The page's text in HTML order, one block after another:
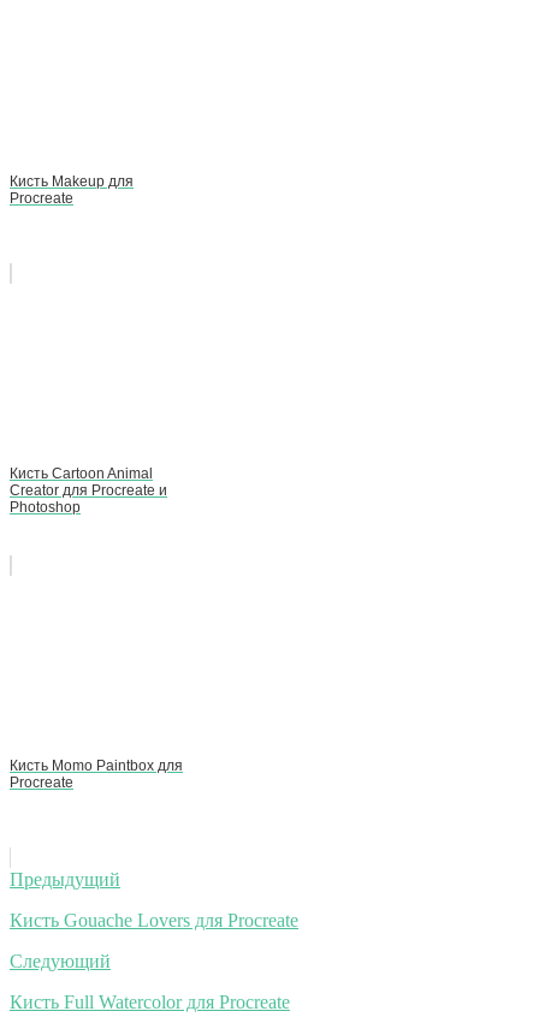
Кисть Makeup для
Procreate
Кисть Cartoon Animal
Creator для Procreate и
Photoshop
Кисть Momo Paintbox для
Procreate
Навигация
по
записям
Предыдущий
Кисть Gouache Lovers для Procreate
Следующий
Кисть Full Watercolor для Procreate